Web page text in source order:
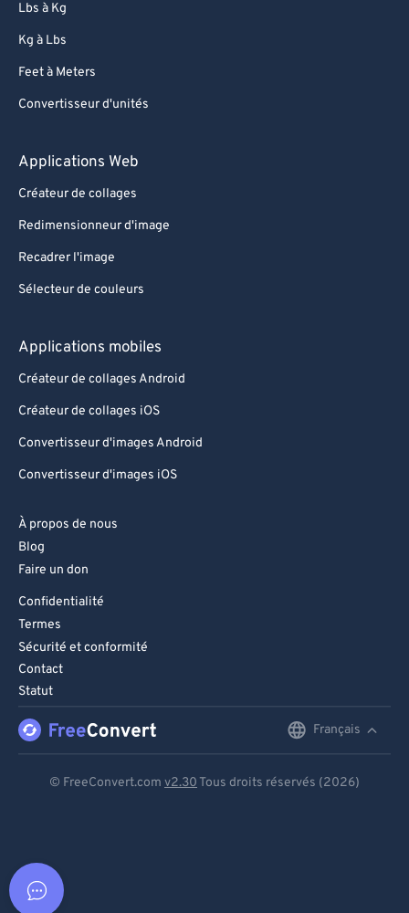
Lbs à Kg
Kg à Lbs
Feet à Meters
Convertisseur d'unités
Applications Web
Créateur de collages
Redimensionneur d'image
Recadrer l'image
Sélecteur de couleurs
Applications mobiles
Créateur de collages Android
Créateur de collages iOS
Convertisseur d'images Android
Convertisseur d'images iOS
À propos de nous
Blog
Faire un don
Confidentialité
Termes
Sécurité et conformité
Contact
Statut
Français
© FreeConvert.com v2.30 Tous droits réservés (2026)